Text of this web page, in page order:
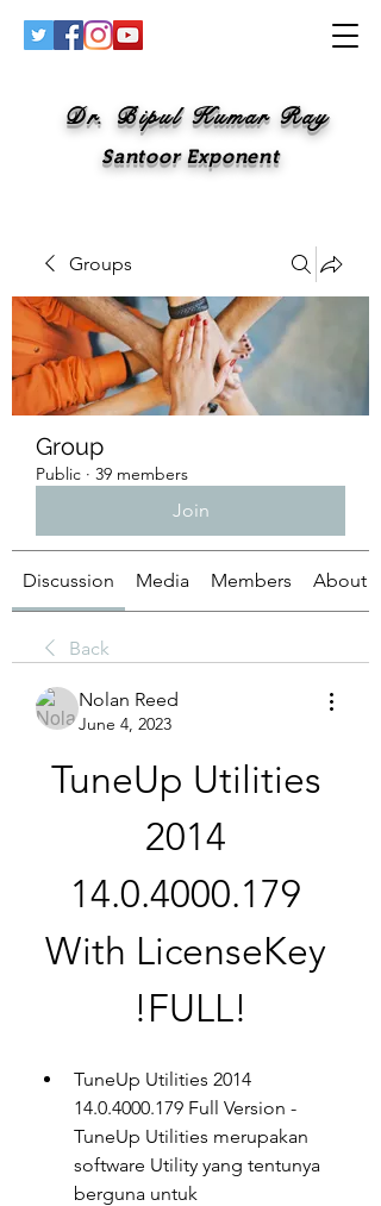
Dr. Bipul Kumar Ray
Santoor Exponent
Groups
Group
Public · 39 members
Join
Discussion Media Members About
Back
Nolan Reed
June 4, 2023
TuneUp Utilities
2014
14.0.4000.179
With LicenseKey
!FULL!
TuneUp Utilities 2014
14.0.4000.179 Full Version -
TuneUp Utilities merupakan
software Utility yang tentunya
berguna untuk